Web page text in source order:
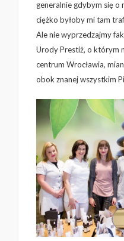
generalnie gdybym się o
ciężko byłoby mi tam
Ale nie wyprzedzajmy
Urody Prestiż, o którym
centrum Wrocławia,
obok znanej wszystkim